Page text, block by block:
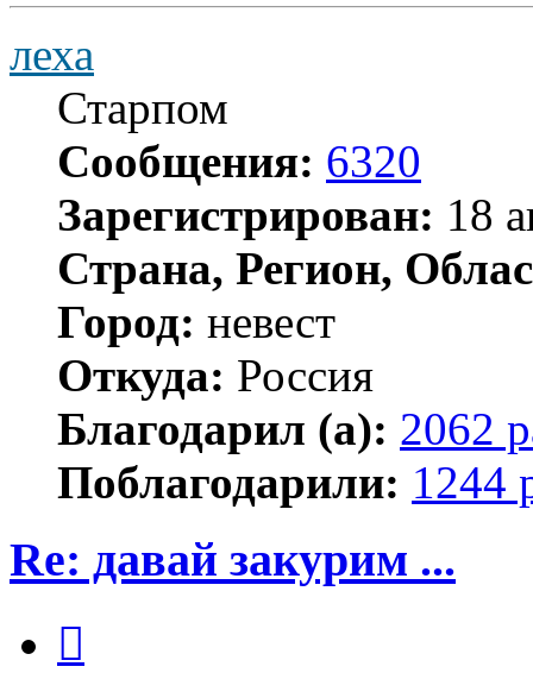
леха
Старпом
Сообщения: 6320
Зарегистрирован: 18
Страна, Регион,
Город: невест
Откуда: Россия
Благодарил (а): 2062
Поблагодарили: 1244
Re: давай закурим ...